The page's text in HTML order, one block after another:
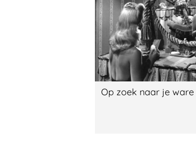
Op zoek naar je ware